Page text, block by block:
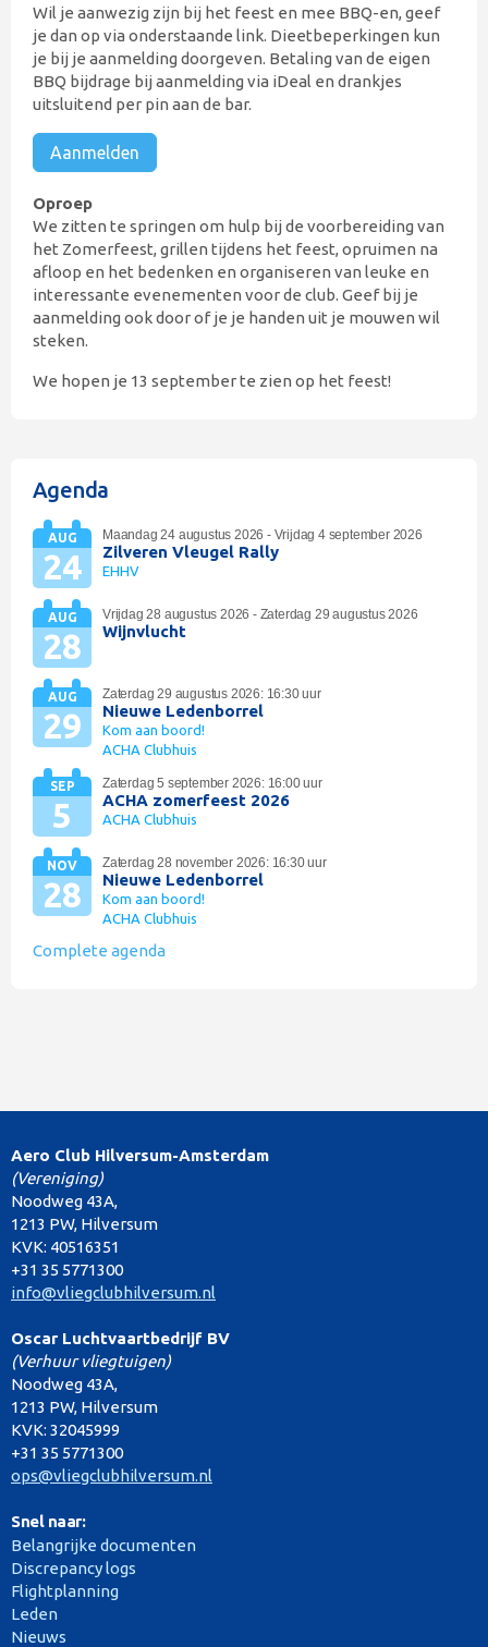
Wil je aanwezig zijn bij het feest en mee BBQ-en, geef
je dan op via onderstaande link. Dieetbeperkingen kun
je bij je aanmelding doorgeven. Betaling van de eigen
BBQ bijdrage bij aanmelding via iDeal en drankjes
uitsluitend per pin aan de bar.
Aanmelden
Oproep
We zitten te springen om hulp bij de voorbereiding van
het Zomerfeest, grillen tijdens het feest, opruimen na
afloop en het bedenken en organiseren van leuke en
interessante evenementen voor de club. Geef bij je
aanmelding ook door of je je handen uit je mouwen wil
steken.
We hopen je 13 september te zien op het feest!
Agenda
AUG
24
Maandag 24 augustus 2026 - Vrijdag 4 september 2026
Zilveren Vleugel Rally
EHHV
AUG
28
Vrijdag 28 augustus 2026 - Zaterdag 29 augustus 2026
Wijnvlucht
AUG
29
Zaterdag 29 augustus 2026: 16:30 uur
Nieuwe Ledenborrel
Kom aan boord!
ACHA Clubhuis
SEP
5
Zaterdag 5 september 2026: 16:00 uur
ACHA zomerfeest 2026
ACHA Clubhuis
NOV
28
Zaterdag 28 november 2026: 16:30 uur
Nieuwe Ledenborrel
Kom aan boord!
ACHA Clubhuis
Complete agenda
Aero Club Hilversum-Amsterdam
(Vereniging)
Noodweg 43A,
1213 PW, Hilversum
KVK: 40516351
+31 35 5771300
info@vliegclubhilversum.nl
Oscar Luchtvaartbedrijf BV
(Verhuur vliegtuigen)
Noodweg 43A,
1213 PW, Hilversum
KVK: 32045999
+31 35 5771300
ops@vliegclubhilversum.nl
Snel naar:
Belangrijke documenten
Discrepancy logs
Flightplanning
Leden
Nieuws